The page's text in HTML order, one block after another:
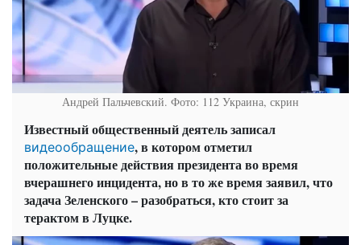
Андрей Пальчевский. Фото: 112 Украина, скрин
Известный общественный деятель записал
видеообращение, в котором отметил
положительные действия президента во время
вчерашнего инцидента, но в то же время заявил, что
задача Зеленского – разобраться, кто стоит за
терактом в Луцке.